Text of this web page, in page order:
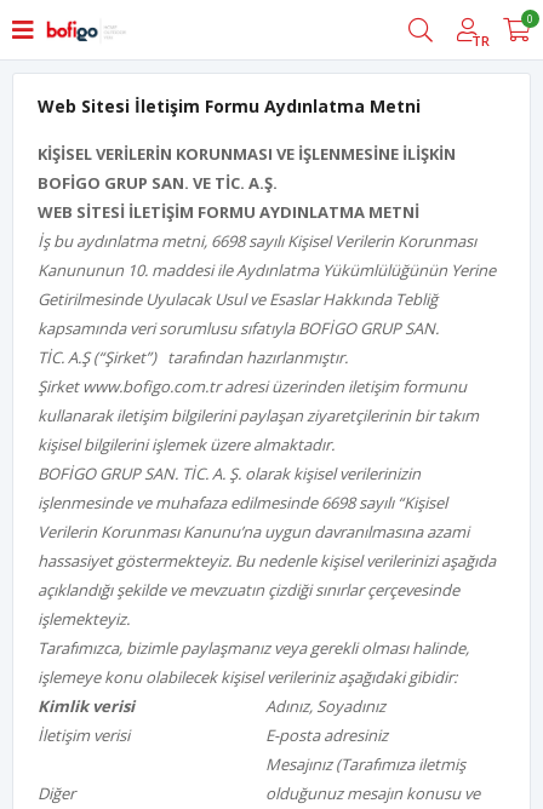
TR
0
Web Sitesi İletişim Formu Aydınlatma Metni
KİŞİSEL VERİLERİN KORUNMASI VE İŞLENMESİNE İLİŞKİN
BOFİGO GRUP SAN. VE TİC. A.Ş.
WEB SİTESİ İLETİŞİM FORMU AYDINLATMA METNİ
İş bu aydınlatma metni, 6698 sayılı Kişisel Verilerin Korunması
Kanununun 10. maddesi ile Aydınlatma Yükümlülüğünün Yerine
Getirilmesinde Uyulacak Usul ve Esaslar Hakkında Tebliğ
kapsamında veri sorumlusu sıfatıyla BOFİGO GRUP SAN.
TİC. A.Ş (“Şirket”) tarafından hazırlanmıştır.
Şirket www.bofigo.com.tr adresi üzerinden iletişim formunu
kullanarak iletişim bilgilerini paylaşan ziyaretçilerinin bir takım
kişisel bilgilerini işlemek üzere almaktadır.
BOFİGO GRUP SAN. TİC. A. Ş. olarak kişisel verilerinizin
işlenmesinde ve muhafaza edilmesinde 6698 sayılı “Kişisel
Verilerin Korunması Kanunu’na uygun davranılmasına azami
hassasiyet göstermekteyiz. Bu nedenle kişisel verilerinizi aşağıda
açıklandığı şekilde ve mevzuatın çizdiği sınırlarçerçevesinde
işlemekteyiz.
Tarafımızca, bizimle paylaşmanız veya gerekli olması halinde,
işlemeye konu olabilecek kişisel verileriniz aşağıdaki gibidir:
Kimlik verisi
Adınız, Soyadınız
İletişim verisi
E-posta adresiniz
Diğer
Mesajınız (Tarafımıza iletmiş
olduğunuz mesajın konusu ve